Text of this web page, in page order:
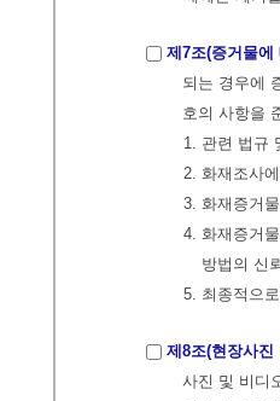
제7조(증거물에
되는 경우에
호의 사항을
1. 관련 법규
2. 화재조사
3. 화재증거
4. 화재증거
방법의 신
5. 최종적으
제8조(현장사진
사진 및 비디